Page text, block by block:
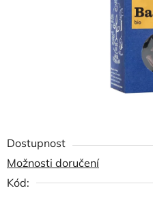
Dostupnost
Možnosti doručení
Kód: